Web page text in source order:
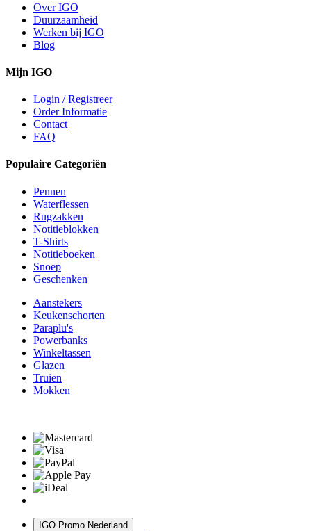
Over IGO
Duurzaamheid
Werken bij IGO
Blog
Mijn IGO
Login / Registreer
Order Informatie
Contact
FAQ
Populaire Categoriën
Pennen
Waterflessen
Rugzakken
Notitieblokken
T-Shirts
Notitieboeken
Snoep
Geschenken
Aanstekers
Keukenschorten
Paraplu's
Powerbanks
Winkeltassen
Glazen
Truien
Mokken
IGO Promo Nederland